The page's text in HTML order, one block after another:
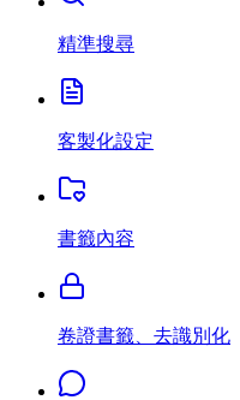
精準搜尋
客製化設定
書籤內容
卷證書籤、去識別化